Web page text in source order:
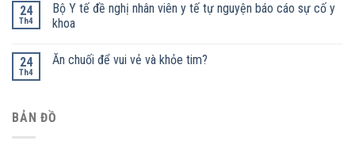
24
Th4
Bộ Y tế đề nghị nhân viên y tế tự nguyện báo cáo sự cố y
khoa
24
Th4
Ăn chuối để vui vẻ và khỏe tim?
BẢN ĐỒ